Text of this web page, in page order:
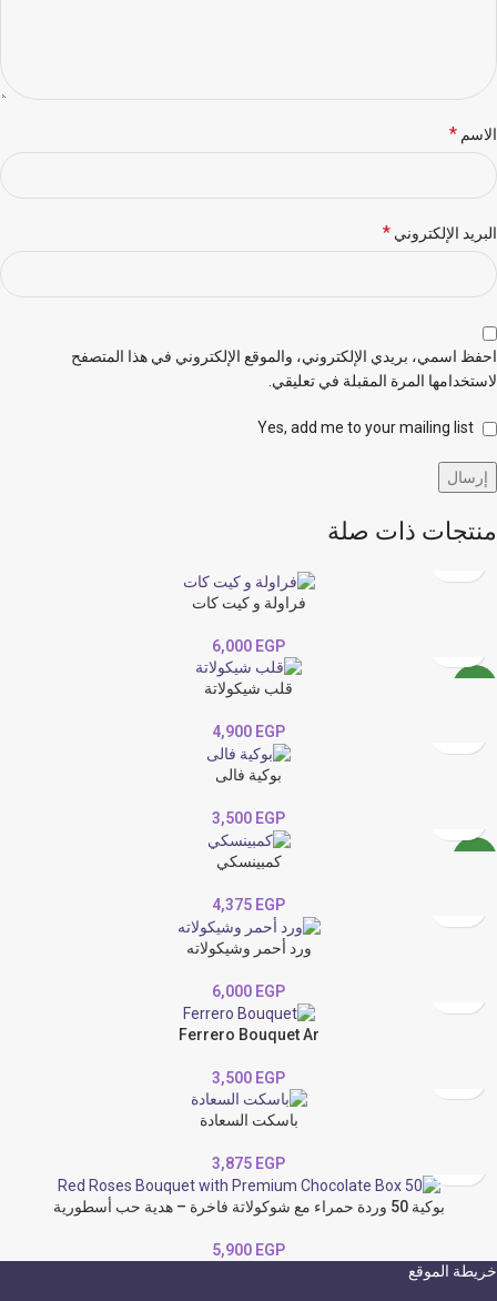
الاسم *
البريد الإلكتروني *
احفظ اسمي، بريدي الإلكتروني، والموقع الإلكتروني في هذا المتصفح
لاستخدامها المرة المقبلة في تعليقي.
منتجات ذات صلة
فراولة و كيت كات
6,000 EGP
قلب شيكولاتة
4,900 EGP
بوكية فالى
3,500 EGP
كمبينسكي
4,375 EGP
ورد أحمر وشيكولاته
6,000 EGP
Ferrero Bouquet Ar
3,500 EGP
باسكت السعادة
3,875 EGP
بوكية 50 وردة حمراء مع شوكولاتة فاخرة – هدية حب أسطورية
5,900 EGP
خريطة الموقع